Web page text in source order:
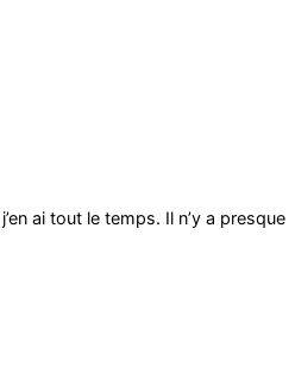
ai tout le temps. Il n’y a presque